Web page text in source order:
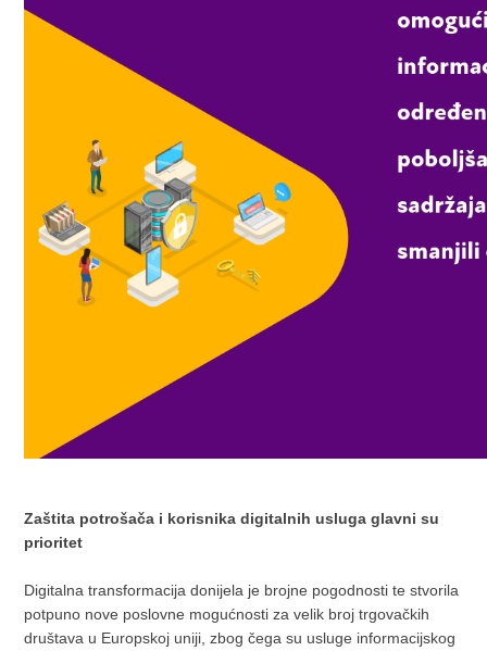
Zaštita potrošača i korisnika digitalnih usluga glavni su
prioritet
Digitalna transformacija donijela je brojne pogodnosti te stvorila
potpuno nove poslovne mogućnosti za velik broj trgovačkih
društava u Europskoj uniji, zbog čega su usluge informacijskog